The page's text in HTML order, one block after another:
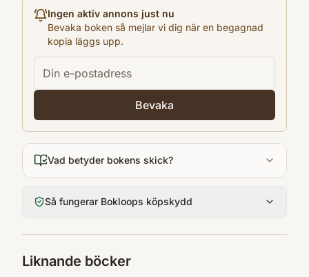
Ingen aktiv annons just nu
Bevaka boken så mejlar vi dig när en begagnad
kopia läggs upp.
Bevaka
Vad betyder bokens skick?
Så fungerar Bokloops köpskydd
Liknande böcker